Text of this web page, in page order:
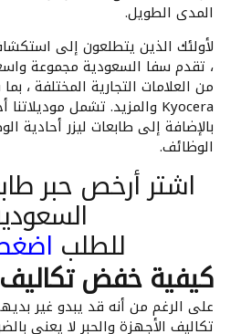
المدى الطويل.
لأولئك الذين يتطلعون إلى
، تقدم سفا السعودية مجموعة
بالإضافة إلى طابعات ليزر أحادية
الوظائف.
اشتر أرخص حبر
للطلب
كيفية خفض تكاليف
على الرغم من أنه قد يبدو غير
تكاليف الأجهزة والحبر لا يعني